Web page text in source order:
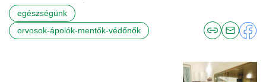
egészségünk
orvosok-ápolók-mentők-védőnők